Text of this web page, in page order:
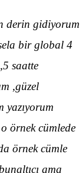
derin gidiyorum
bir global 4
saatte
,güzel
yazıyorum
örnek cümlede
örnek cümle
ama